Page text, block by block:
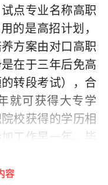
点专业名称高职
的是高招计划，
方案由对口高职
在于三年后免高
转段考试），合
就可获得大专学
校获得的学历相
工作早一年。毕
非成教、自考文
院对应的专业。
容